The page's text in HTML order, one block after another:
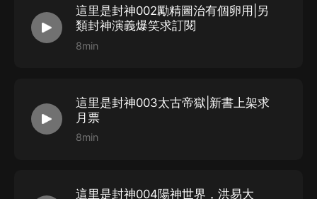
八尺琴飾彌勒、魔禮青
二牛先生飾商容、伏羲
干將飾鴻鈞、接引
晉哥哥飾神農、飛廉
九叔敘事飾聞仲、準提
這里是封神002勵精圖治有個卵用|另
類封神演義爆笑求訂閱
8min
這里是封神003太古帝獄|新書上架求
月票
8min
這里是封神004陽神世界，洪易大